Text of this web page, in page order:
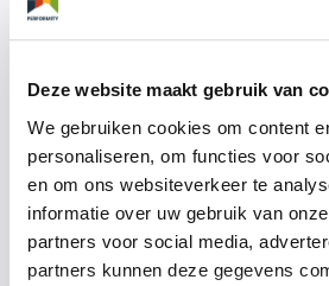
Deze website maakt gebruik van
We gebruiken cookies om content
personaliseren, om functies voor
en om ons websiteverkeer te
informatie over uw gebruik van
partners voor social media,
partners kunnen deze gegevens
hebben staan, voordat de audit
wordt de soep niet zo heet
uitgangspunt. Je kunt in Performity
opvragen van de stand van zaken
ziet dan in éé oogopslag waar
nodig is. Ook geeft het betrokkenen
de voortgang. Het statusoverzicht
opvragen: